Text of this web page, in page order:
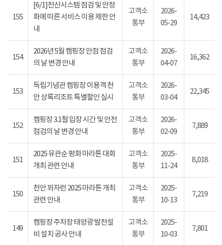
155
[6/1]전산시스템 점검 및 안정
화에 따른 서비스 이용 제한 안
내
고객소
통부
2026-
05-29
14,423
154
2026년 5월 캠핑장 안점 점검
의 날 변경 안내
고객소
통부
2026-
04-07
16,362
153
독립기념관 캠핑장 이용객 천
안 상록리조트 특별할인 실시
고객소
통부
2026-
03-04
22,345
152
캠핑장 3.1절 입장 시간 및 안전
점검의 날 변경 안내
고객소
통부
2026-
02-09
7,889
151
2025 유관순 평화 마라톤 대회
개최 관련 안내
고객소
통부
2025-
11-24
8,018
150
천안 꽈자런 2025 마라톤 개최
관련 안내
고객소
통부
2025-
10-13
7,219
149
캠핑장 주차장 태양광 발전설
비 설치 공사 안내
고객소
통부
2025-
10-03
7,801